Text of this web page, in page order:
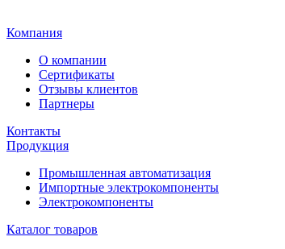
Компания
О компании
Сертификаты
Отзывы клиентов
Партнеры
Контакты
Продукция
Промышленная автоматизация
Импортные электрокомпоненты
Электрокомпоненты
Каталог товаров